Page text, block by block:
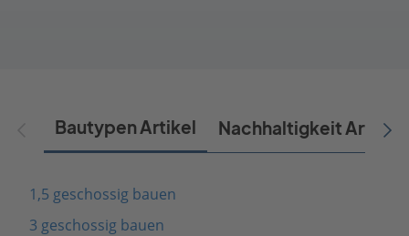
Bautypen Artikel Nachhaltigkeit Artikel
1,5 geschossig bauen
3 geschossig bauen